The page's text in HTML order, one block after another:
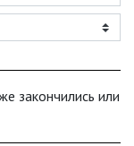
закончились или